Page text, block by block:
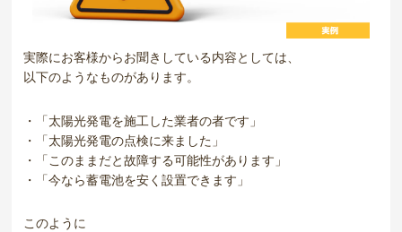
実際にお客様からお聞きしている内容としては、
以下のようなものがあります。
・「太陽光発電を施工した業者の者です」
・「太陽光発電の点検に来ました」
・「このままだと故障する可能性があります」
・「今なら蓄電池を安く設置できます」
このように